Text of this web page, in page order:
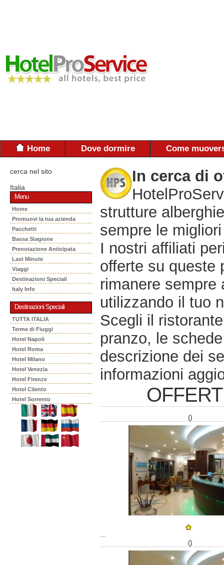
Home Dove dormire Come
cerca nel sito
Italia
Menu
Home
Promuovi la tua azienda
Pacchetti
Bassa Stagione
Prenotazione Anticipata
Last Minute
Viaggi
Destinazioni Speciali
Italy Info
Destinazioni Speciali
TUTTA ITALIA
Terme di Fiuggi
Hotel Napoli
Hotel Roma
Hotel Milano
Hotel Venezia
Hotel Firenze
Hotel Cilento
Hotel Sorrento
In cerca di
strutture
sempre le
I nostri affiliati
offerte su queste
rimanere sempre
utilizzando il tuo
Scegli il
pranzo, le
descrizione dei
informazioni
()
()